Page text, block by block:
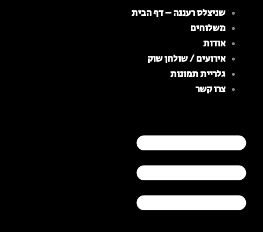
שניצלס רעננה – דף הבית
משלוחים
אודות
אירועים / שולחן שוק
גלריית תמונות
צרו קשר